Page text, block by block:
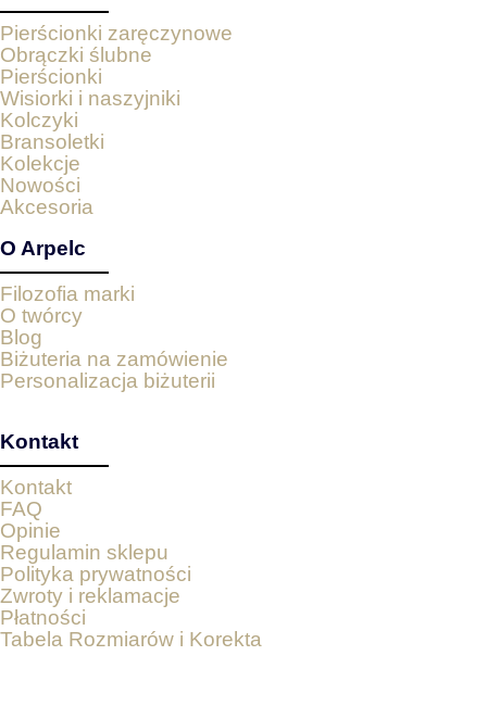
Pierścionki zaręczynowe
Obrączki ślubne
Pierścionki
Wisiorki i naszyjniki
Kolczyki
Bransoletki
Kolekcje
Nowości
Akcesoria
O Arpelc
Filozofia marki
O twórcy
Blog
Biżuteria na zamówienie
Personalizacja biżuterii
Kontakt
Kontakt
FAQ
Opinie
Regulamin sklepu
Polityka prywatności
Zwroty i reklamacje
Płatności
Tabela Rozmiarów i Korekta